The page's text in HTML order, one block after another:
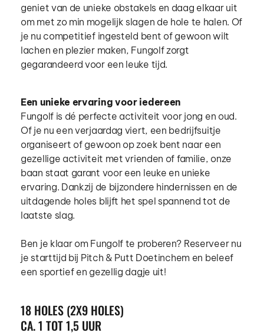
geniet van de unieke obstakels en daag elkaar uit
om met zo min mogelijk slagen de hole te halen. Of
je nu competitief ingesteld bent of gewoon wilt
lachen en plezier maken, Fungolf zorgt
gegarandeerd voor een leuke tijd.
Een unieke ervaring voor iedereen
Fungolf is dé perfecte activiteit voor jong en oud.
Of je nu een verjaardag viert, een bedrijfsuitje
organiseert of gewoon op zoek bent naar een
gezellige activiteit met vrienden of familie, onze
baan staat garant voor een leuke en unieke
ervaring. Dankzij de bijzondere hindernissen en de
uitdagende holes blijft het spel spannend tot de
laatste slag.
Ben je klaar om Fungolf te proberen? Reserveer nu
je starttijd bij Pitch & Putt Doetinchem en beleef
een sportief en gezellig dagje uit!
18 HOLES (2X9 HOLES)
CA. 1 TOT 1,5 UUR